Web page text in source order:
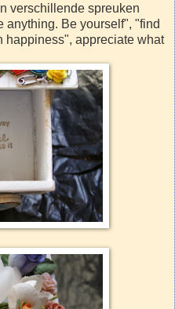
verschillende spreuken
anything. Be yourself", "find
happiness", appreciate what